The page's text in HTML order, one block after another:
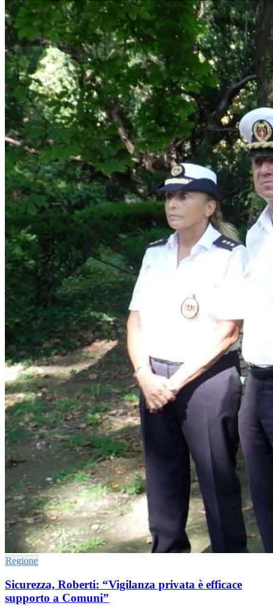
Regione
Sicurezza, Roberti: “Vigilanza privata è efficace
supporto a Comuni”